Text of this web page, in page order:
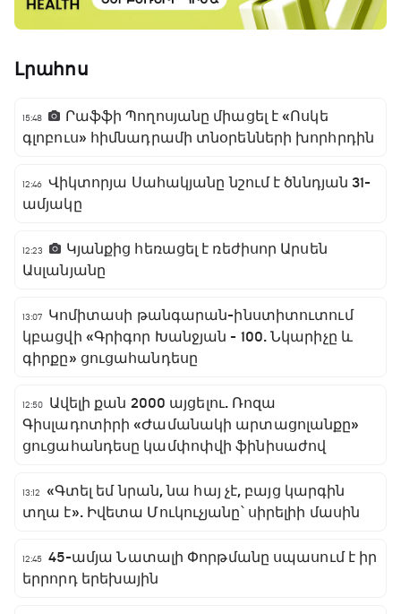
Լրահոս
15:48
Րաֆֆի Պողոսյանը միացել է «Ոսկե
գլոբուս» հիմնադրամի տնօրենների խորհրդին
12:46 Վիկտորյա Սահակյանը նշում է ծննդյան 31-
ամյակը
12:23
Կյանքից հեռացել է ռեժիսոր Արսեն
Ասլանյանը
13:07
Կոմիտասի թանգարան-ինստիտուտում
կբացվի «Գրիգոր Խանջյան - 100. Նկարիչը և
գիրքը» ցուցահանդեսը
12:50
Ավելի քան 2000 այցելու. Ռոզա
Գիսլադոտիրի «Ժամանակի արտացոլանքը»
ցուցահանդեսը կամփոփվի ֆինիսաժով
13:12
«Գտել եմ նրան, նա հայ չէ, բայց կարգին
տղա է». Իվետա Մուկուչյանը՝ սիրելիի մասին
12:45 45-ամյա Նատալի Փորթմանը սպասում է իր
երրորդ երեխային